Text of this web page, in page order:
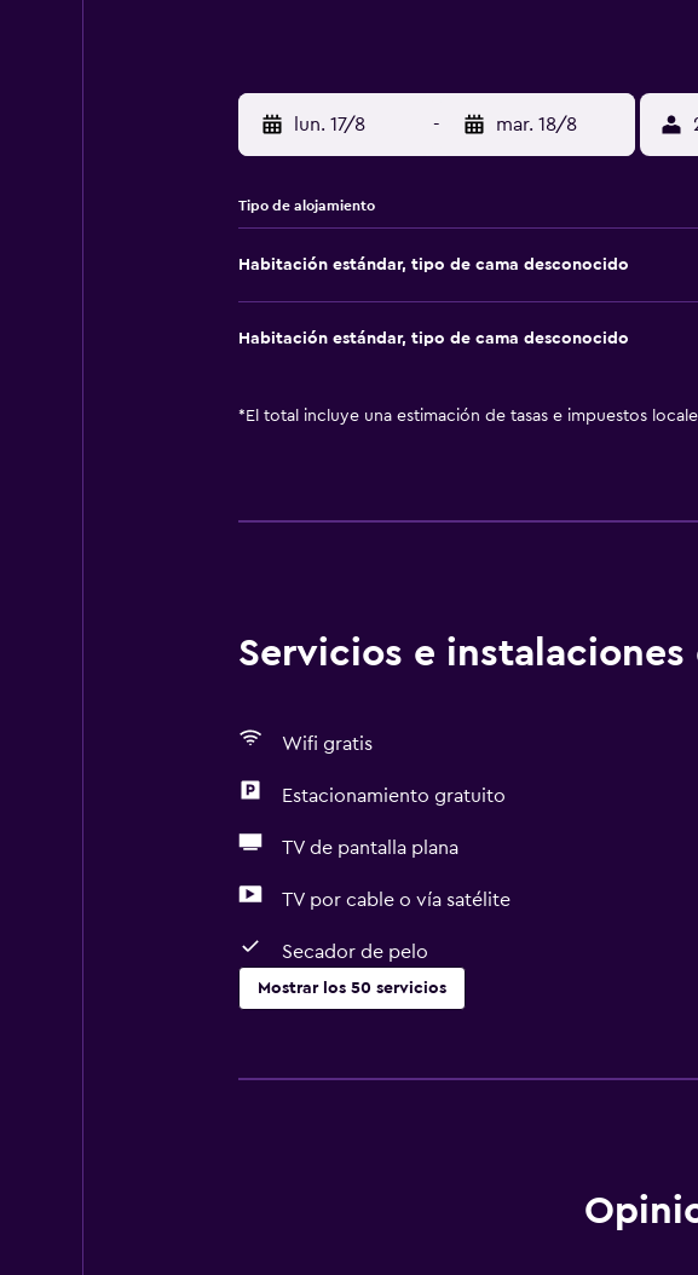
lun. 17/8 - mar. 18/8
Tipo de alojamiento
Habitación estándar, tipo de cama desconocido
Habitación estándar, tipo de cama desconocido
* El total incluye una estimación de tasas e impuestos
Servicios e instalaciones
Wifi gratis
Estacionamiento gratuito
TV de pantalla plana
TV por cable o vía satélite
Secador de pelo
Mostrar los 50 servicios
Copas